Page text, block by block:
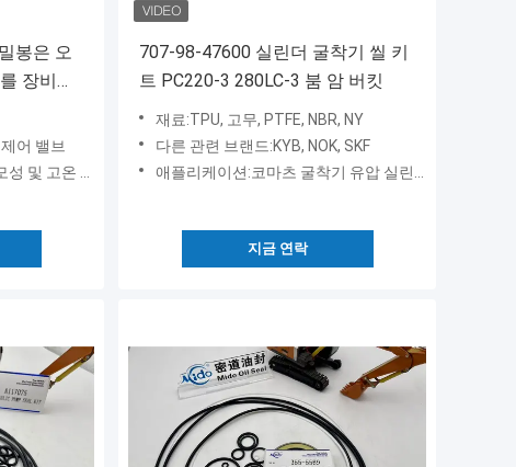
봉은 오
장비를
어 밸브
고온 저항성
707-98-47600 실린더 굴착기 씰 키
트 PC220-3 280LC-3 붐 암 버킷
재료:TPU, 고무, PTFE, NBR, NY
다른 관련 브랜드:KYB, NOK, SKF
애플리케이션:코마츠 굴착기 유압 실린더
지금 연락